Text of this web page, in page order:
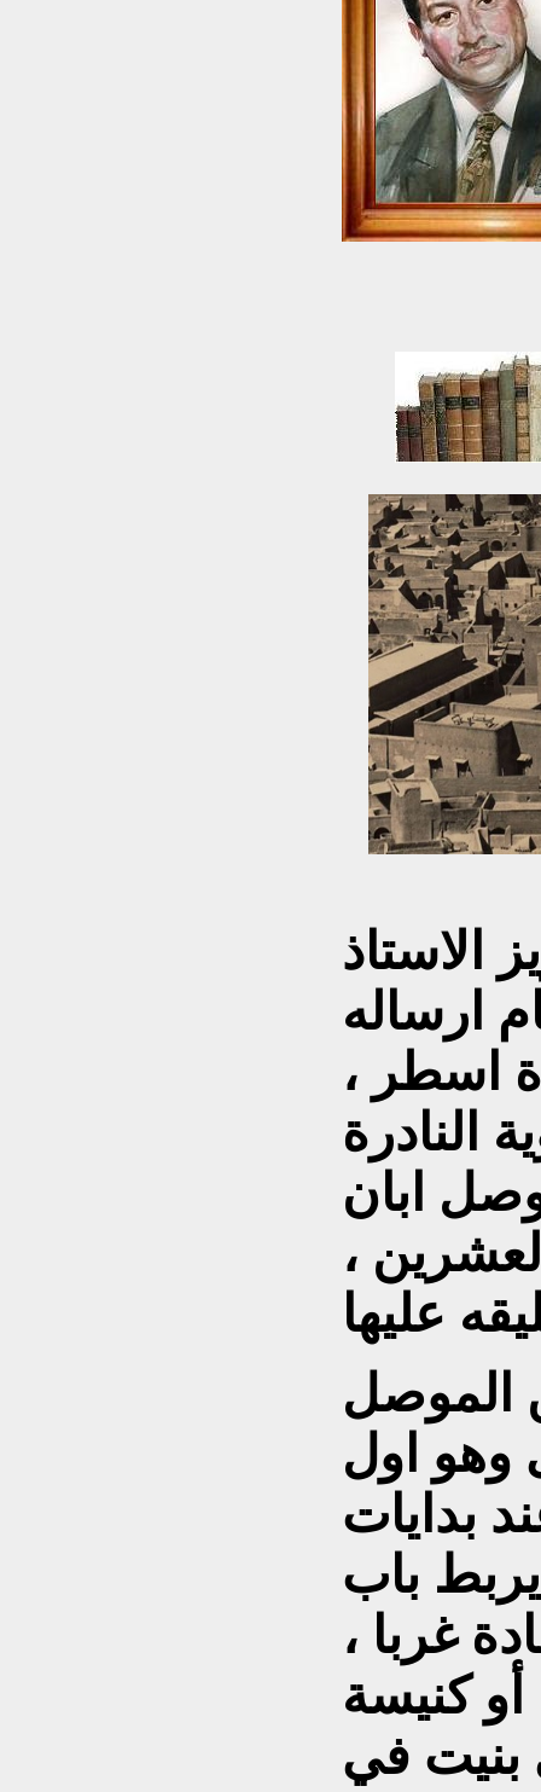
الاستاذ
ارساله
اسطر ،
النادرة
ابان
،
الموصل
وهو اول
بدايات
باب
غربا ،
أو كنيسة
بنيت في